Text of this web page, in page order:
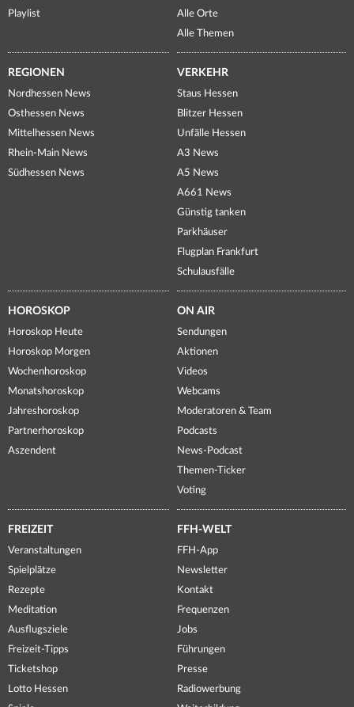
Playlist
Alle Orte
Alle Themen
REGIONEN
Nordhessen News
Osthessen News
Mittelhessen News
Rhein-Main News
Südhessen News
VERKEHR
Staus Hessen
Blitzer Hessen
Unfälle Hessen
A3 News
A5 News
A661 News
Günstig tanken
Parkhäuser
Flugplan Frankfurt
Schulausfälle
HOROSKOP
Horoskop Heute
Horoskop Morgen
Wochenhoroskop
Monatshoroskop
Jahreshoroskop
Partnerhoroskop
Aszendent
ON AIR
Sendungen
Aktionen
Videos
Webcams
Moderatoren & Team
Podcasts
News-Podcast
Themen-Ticker
Voting
FREIZEIT
Veranstaltungen
Spielplätze
Rezepte
Meditation
Ausflugsziele
Freizeit-Tipps
Ticketshop
Lotto Hessen
FFH-WELT
FFH-App
Newsletter
Kontakt
Frequenzen
Jobs
Führungen
Presse
Radiowerbung